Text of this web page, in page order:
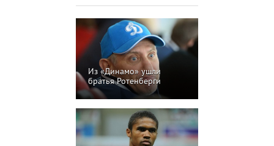
Из «Динамо» ушли
братья Ротенберги